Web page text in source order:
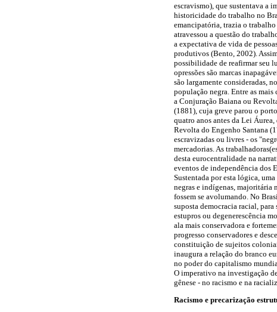
escravismo), que sustentava a
historicidade do trabalho no
emancipatória, trazia o
atravessou a questão do
a expectativa de vida de
produtivos (Bento, 2002).
possibilidade de reafirmar seu
opressões são marcas
são largamente consideradas,
população negra. Entre as
a Conjuração Baiana ou
(1881), cuja greve parou o
quatro anos antes da Lei
Revolta do Engenho Santana
escravizadas ou livres - os
mercadorias. As
desta eurocentralidade na
eventos de independência dos
Sustentada por esta lógica,
negras e indígenas, majoritária
fossem se avolumando. No
suposta democracia racial,
estupros ou degenerescência
ala mais conservadora e
progresso conservadores e
constituição de sujeitos
inaugura a relação do branco
no poder do capitalismo
O imperativo na investigação
gênese - no racismo e na
Racismo e precarização